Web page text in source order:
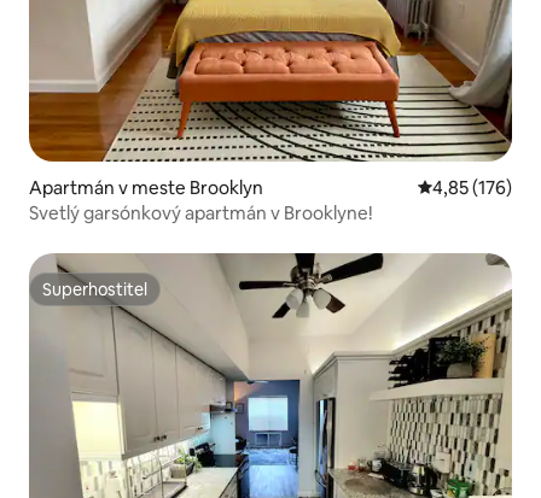
Apartmán v meste Brooklyn Priemerné
4,85 (176)
Svetlý garsónkový apartmán v Brooklyne!
Superhostiteľ
Superhostiteľ